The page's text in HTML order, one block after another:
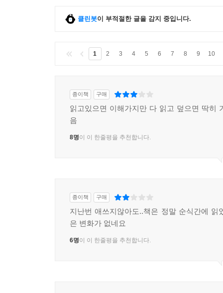
클린봇이 부적절한 글을 감지 중입니다.
1 2 3 4 5 6 7 8 9 10
종이책 구매
읽고있으면 이해가지만 다 읽고 덮으면 딱히
음
8명이 이 한줄평을 추천합니다.
종이책 구매
지난번 애쓰지않아도..책은 정말 순식간에 읽
은 변화가 없네요
6명이 이 한줄평을 추천합니다.